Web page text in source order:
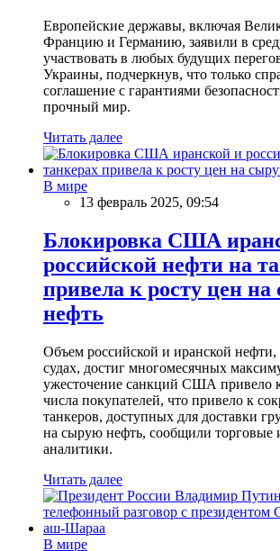
Европейские державы, включая
Францию и Германию, заявили в
участвовать в любых будущих
Украины, подчеркнув, что только
соглашение с гарантиями
прочный мир.
Читать далее
В мире
13 февраль 2025, 09:54
Блокировка США
российской нефти на
привела к росту цен
нефть
Объем российской и иранской нефти,
судах, достиг многомесячных
ужесточение санкций США привело
числа покупателей, что привело к
танкеров, доступных для доставки
на сырую нефть, сообщили торговые
аналитики.
Читать далее
В мире